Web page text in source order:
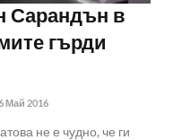
Сарандън в
гърди
Май 2016
не е чудно, че ги